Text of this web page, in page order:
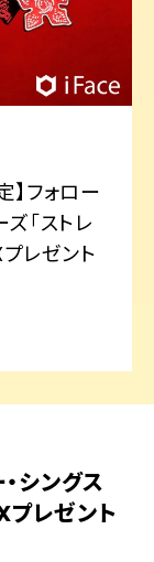
】フォロー
「ストレ
レゼント
シングス
プレゼント